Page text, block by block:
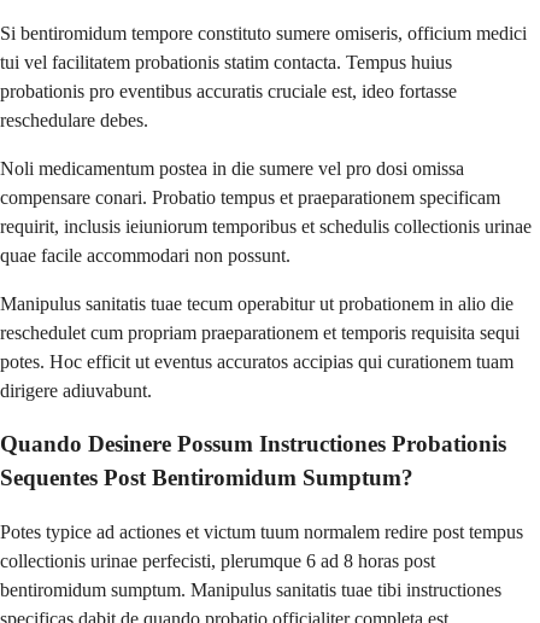
Si bentiromidum tempore constituto sumere omiseris, officium medici
tui vel facilitatem probationis statim contacta. Tempus huius
probationis pro eventibus accuratis cruciale est, ideo fortasse
reschedulare debes.
Noli medicamentum postea in die sumere vel pro dosi omissa
compensare conari. Probatio tempus et praeparationem specificam
requirit, inclusis ieiuniorum temporibus et schedulis collectionis urinae
quae facile accommodari non possunt.
Manipulus sanitatis tuae tecum operabitur ut probationem in alio die
reschedulet cum propriam praeparationem et temporis requisita sequi
potes. Hoc efficit ut eventus accuratos accipias qui curationem tuam
dirigere adiuvabunt.
Quando Desinere Possum Instructiones Probationis
Sequentes Post Bentiromidum Sumptum?
Potes typice ad actiones et victum tuum normalem redire post tempus
collectionis urinae perfecisti, plerumque 6 ad 8 horas post
bentiromidum sumptum. Manipulus sanitatis tuae tibi instructiones
specificas dabit de quando probatio officialiter completa est.